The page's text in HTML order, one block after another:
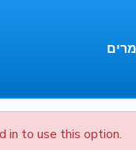
in to use this option.